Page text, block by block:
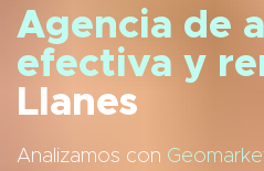
Agencia de
efectiva y
Llanes
Analizamos con